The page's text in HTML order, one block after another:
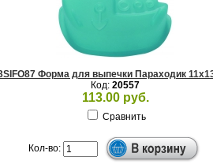
Форма для выпечки Параходик
Код: 20557
113.00 руб.
Сравнить
Кол-во: